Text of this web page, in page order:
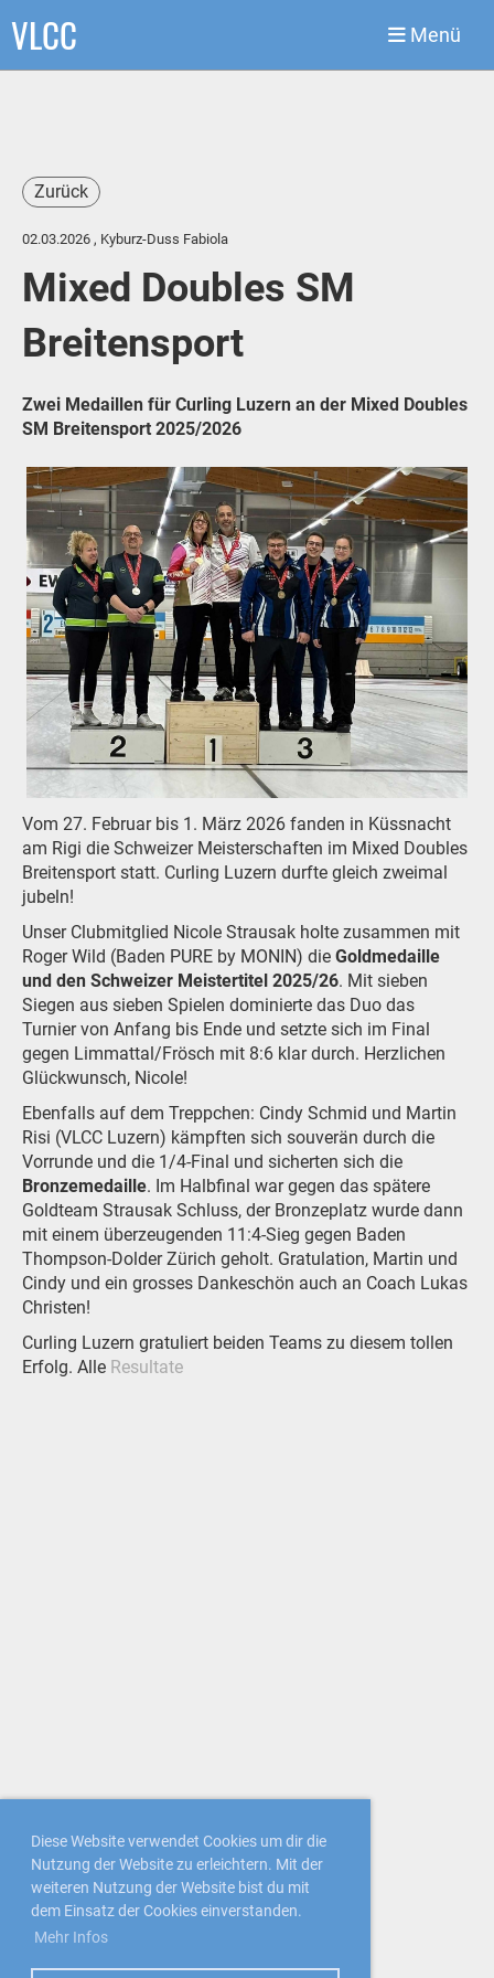
Diese Website verwendet Cookies um dir die
Nutzung der Website zu erleichtern. Mit der
weiteren Nutzung der Website bist du mit
dem Einsatz der Cookies einverstanden.
Mehr Infos
VLCC Menü
Zurück
02.03.2026 , Kyburz-Duss Fabiola
Mixed Doubles SM
Breitensport
Zwei Medaillen für Curling Luzern an der Mixed Doubles
SM Breitensport 2025/2026
Vom 27. Februar bis 1. März 2026 fanden in Küssnacht
am Rigi die Schweizer Meisterschaften im Mixed Doubles
Breitensport statt. Curling Luzern durfte gleich zweimal
jubeln!
Unser Clubmitglied Nicole Strausak holte zusammen mit
Roger Wild (Baden PURE by MONIN) die Goldmedaille
und den Schweizer Meistertitel 2025/26. Mit sieben
Siegen aus sieben Spielen dominierte das Duo das
Turnier von Anfang bis Ende und setzte sich im Final
gegen Limmattal/Frösch mit 8:6 klar durch. Herzlichen
Glückwunsch, Nicole!
Ebenfalls auf dem Treppchen: Cindy Schmid und Martin
Risi (VLCC Luzern) kämpften sich souverän durch die
Vorrunde und die 1/4-Final und sicherten sich die
Bronzemedaille. Im Halbfinal war gegen das spätere
Goldteam Strausak Schluss, der Bronzeplatz wurde dann
mit einem überzeugenden 11:4-Sieg gegen Baden
Thompson-Dolder Zürich geholt. Gratulation, Martin und
Cindy und ein grosses Dankeschön auch an Coach Lukas
Christen!
Curling Luzern gratuliert beiden Teams zu diesem tollen
Erfolg. Alle Resultate